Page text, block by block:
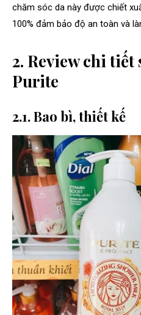
chăm sóc da này được chiết
100% đảm bảo độ an toàn và
2. Review chi
Purite
2.1. Bao bì, thiết kế